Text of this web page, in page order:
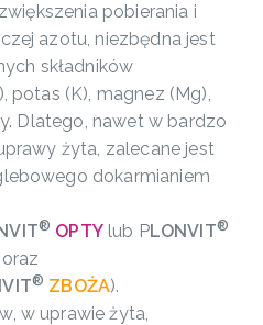
pobierania i
azotu, niezbędna jest
składników
potas (K), magnez (Mg),
Dlatego, nawet w bardzo
żyta, zalecane jest
dokarmianiem
® OPTYlub PLONVIT®
® ZBOŻA).
w uprawie żyta,